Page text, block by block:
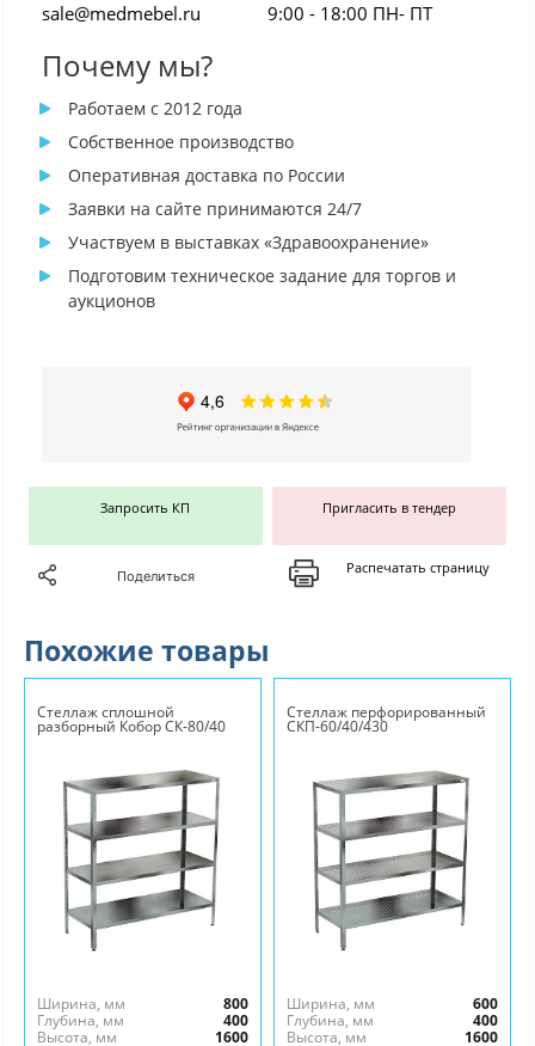
sale@medmebel.ru 9:00 - 18:00 ПН- ПТ
Почему мы?
Работаем с 2012 года
Собственное производство
Оперативная доставка по России
Заявки на сайте принимаются 24/7
Участвуем в выставках «Здравоохранение»
Подготовим техническое задание для торгов и
аукционов
Запросить КП Пригласить в тендер
Поделиться Распечатать страницу
Похожие товары
Стеллаж сплошной
разборный Кобор СК-80/40
Ширина, мм
800
Глубина, мм
400
Высота, мм
1600
Стеллаж перфорированный
СКП-60/40/430
Ширина, мм
600
Глубина, мм
400
Высота, мм
1600